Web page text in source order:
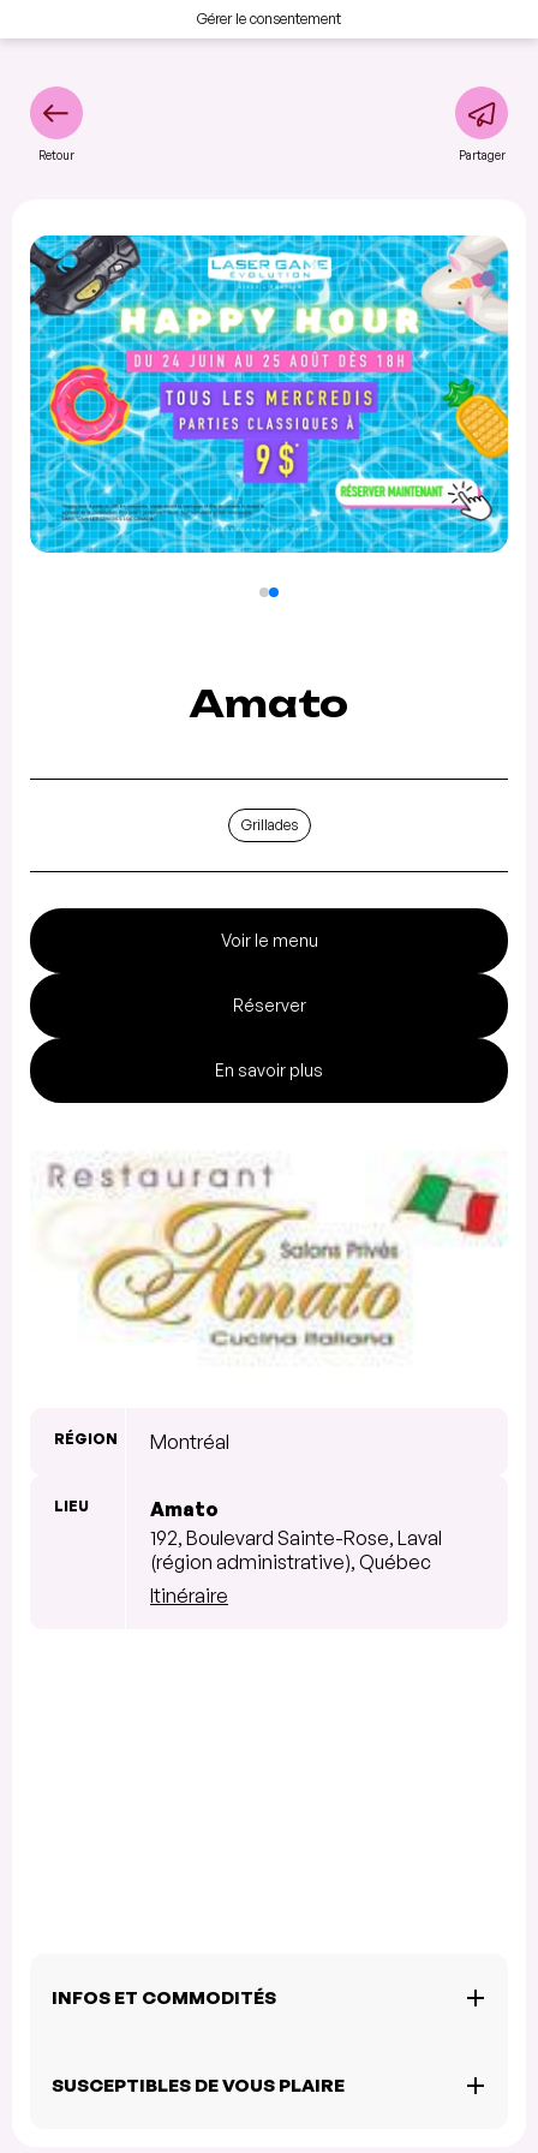
Gérer le consentement
Retour Partager
Amato
Grillades
Voir le menu
Réserver
En savoir plus
RÉGION Montréal
LIEU
Amato
192, Boulevard Sainte-Rose, Laval
(région administrative), Québec
Itinéraire
INFOS ET COMMODITÉS
SUSCEPTIBLES DE VOUS PLAIRE